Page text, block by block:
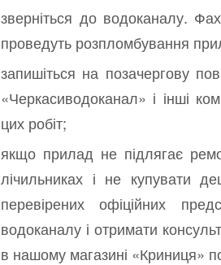
зверніться до водоканалу.
проведуть розпломбування
запишіться на позачергову
«Черкасиводоканал» і інші
цих робіт;
якщо прилад не підлягає
лічильниках і не купувати
перевірених офіційних
водоканалу і отримати
в нашому магазині «Криниця»